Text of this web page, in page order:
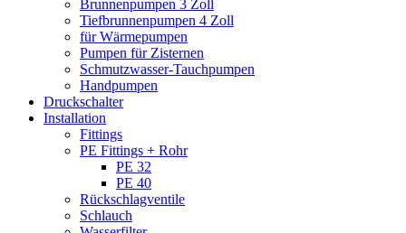
Brunnenpumpen 3 Zoll
Tiefbrunnenpumpen 4 Zoll
für Wärmepumpen
Pumpen für Zisternen
Schmutzwasser-Tauchpumpen
Handpumpen
Druckschalter
Installation
Fittings
PE Fittings + Rohr
PE 32
PE 40
Rückschlagventile
Schlauch